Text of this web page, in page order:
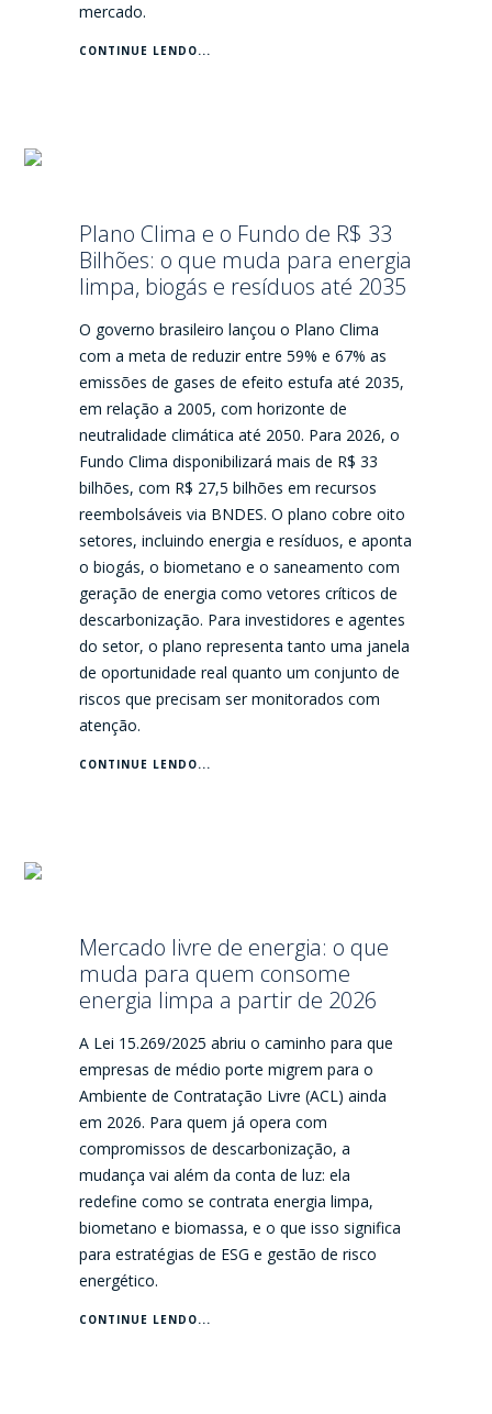
mercado.
CONTINUE LENDO...
Plano Clima e o Fundo de R$ 33
Bilhões: o que muda para energia
limpa, biogás e resíduos até 2035
O governo brasileiro lançou o Plano Clima
com a meta de reduzir entre 59% e 67% as
emissões de gases de efeito estufa até 2035,
em relação a 2005, com horizonte de
neutralidade climática até 2050. Para 2026, o
Fundo Clima disponibilizará mais de R$ 33
bilhões, com R$ 27,5 bilhões em recursos
reembolsáveis via BNDES. O plano cobre oito
setores, incluindo energia e resíduos, e aponta
o biogás, o biometano e o saneamento com
geração de energia como vetores críticos de
descarbonização. Para investidores e agentes
do setor, o plano representa tanto uma janela
de oportunidade real quanto um conjunto de
riscos que precisam ser monitorados com
atenção.
CONTINUE LENDO...
Mercado livre de energia: o que
muda para quem consome
energia limpa a partir de 2026
A Lei 15.269/2025 abriu o caminho para que
empresas de médio porte migrem para o
Ambiente de Contratação Livre (ACL) ainda
em 2026. Para quem já opera com
compromissos de descarbonização, a
mudança vai além da conta de luz: ela
redefine como se contrata energia limpa,
biometano e biomassa, e o que isso significa
para estratégias de ESG e gestão de risco
energético.
CONTINUE LENDO...